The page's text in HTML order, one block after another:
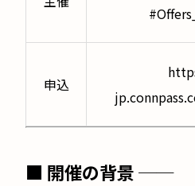
申込
■ 開催の背景 ──